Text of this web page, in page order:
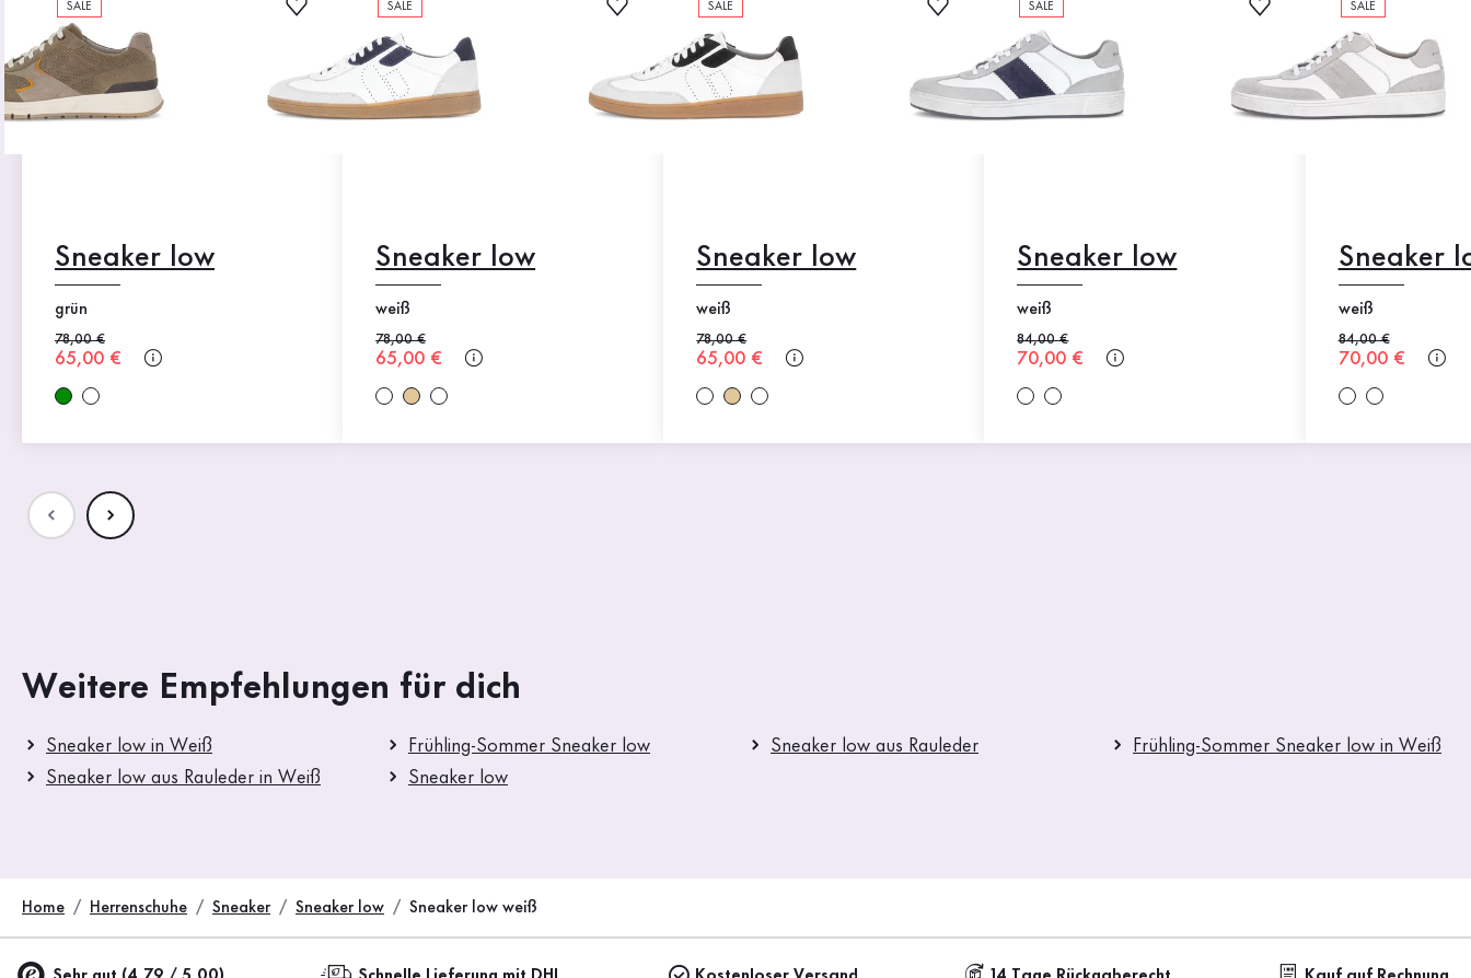
SALE
Sneaker low
grün
Alter Preis
78,00 €
Neuer Preis
65,00 €
SALE
Sneaker low
weiß
Alter Preis
78,00 €
Neuer Preis
65,00 €
SALE
Sneaker low
weiß
Alter Preis
78,00 €
Neuer Preis
65,00 €
SALE
Sneaker low
weiß
Alter Preis
84,00 €
Neuer Preis
70,00 €
SALE
Sneaker
weiß
Alter Preis
84,00 €
Neuer Preis
70,00 €
Weitere Empfehlungen für dich
Sneaker low in Weiß Frühling-Sommer Sneaker low Sneaker low aus Rauleder
Frühling-Sommer Sneaker low in Weiß
Sneaker low aus Rauleder in Weiß
Sneaker low
Home Herrenschuhe Sneaker Sneaker low Sneaker low weiß